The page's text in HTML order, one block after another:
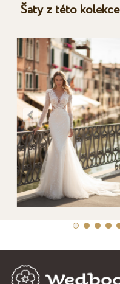
Šaty z této kolekce